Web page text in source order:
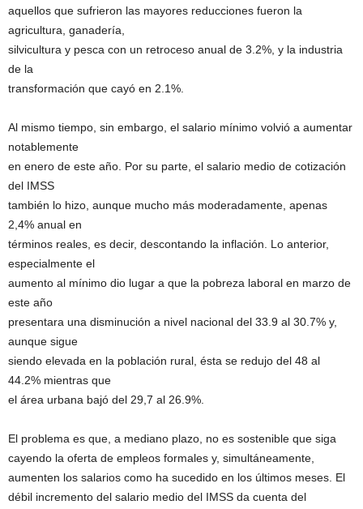
aquellos que sufrieron las mayores reducciones fueron la
agricultura, ganadería,
silvicultura y pesca con un retroceso anual de 3.2%, y la industria
de la
transformación que cayó en 2.1%.
Al mismo tiempo, sin embargo, el salario mínimo volvió a aumentar
notablemente
en enero de este año. Por su parte, el salario medio de cotización
del IMSS
también lo hizo, aunque mucho más moderadamente, apenas
2,4% anual en
términos reales, es decir, descontando la inflación. Lo anterior,
especialmente el
aumento al mínimo dio lugar a que la pobreza laboral en marzo de
este año
presentara una disminución a nivel nacional del 33.9 al 30.7% y,
aunque sigue
siendo elevada en la población rural, ésta se redujo del 48 al
44.2% mientras que
el área urbana bajó del 29,7 al 26.9%.
El problema es que, a mediano plazo, no es sostenible que siga
cayendo la oferta de empleos formales y, simultáneamente,
aumenten los salarios como ha sucedido en los últimos meses. El
débil incremento del salario medio del IMSS da cuenta del